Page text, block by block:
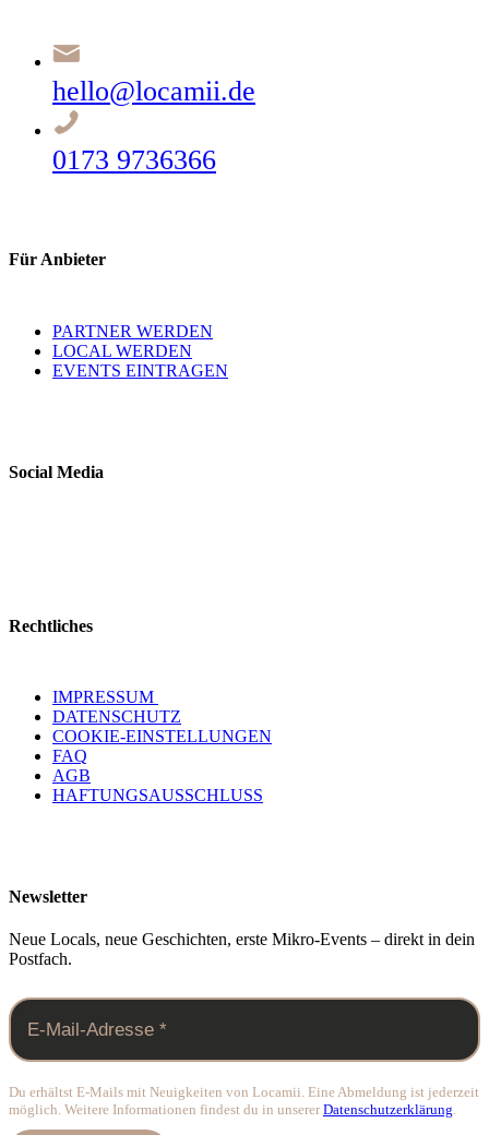
hello@locamii.de
0173 9736366
Für Anbieter
PARTNER WERDEN
LOCAL WERDEN
EVENTS EINTRAGEN
Social Media
Rechtliches
IMPRESSUM
DATENSCHUTZ
COOKIE-EINSTELLUNGEN
FAQ
AGB
HAFTUNGSAUSSCHLUSS
Newsletter
Neue Locals, neue Geschichten, erste Mikro-Events – direkt in dein
Postfach.
Du erhältst E-Mails mit Neuigkeiten von Locamii. Eine Abmeldung ist jederzeit
möglich. Weitere Informationen findest du in unsererDatenschutzerklärung.